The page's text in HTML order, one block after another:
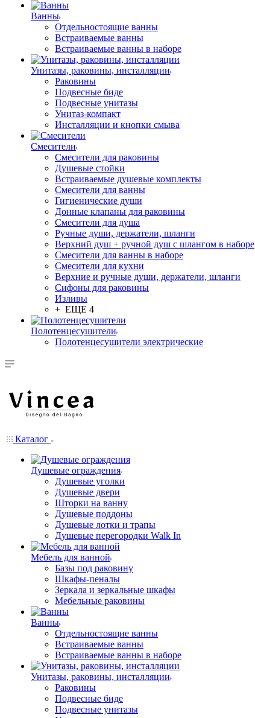
Ванны
Отдельностоящие ванны
Встраиваемые ванны
Встраиваемые ванны в наборе
Унитазы, раковины, инсталляции
Раковины
Подвесные биде
Подвесные унитазы
Унитаз-компакт
Инсталляции и кнопки смыва
Смесители
Смесители для раковины
Душевые стойки
Встраиваемые душевые комплекты
Смесители для ванны
Гигиенические души
Донные клапаны для раковины
Смесители для душа
Ручные души, держатели, шланги
Верхний душ + ручной душ с шлангом в наборе
Смесители для ванны в наборе
Смесители для кухни
Верхние и ручные души, держатели, шланги
Сифоны для раковины
Изливы
+ ЕЩЕ 4
Полотенцесушители
Полотенцесушители электрические
Каталог
Душевые ограждения
Душевые уголки
Душевые двери
Шторки на ванну
Душевые поддоны
Душевые лотки и трапы
Душевые перегородки Walk In
Мебель для ванной
Базы под раковину
Шкафы-пеналы
Зеркала и зеркальные шкафы
Мебельные раковины
Ванны
Отдельностоящие ванны
Встраиваемые ванны
Встраиваемые ванны в наборе
Унитазы, раковины, инсталляции
Раковины
Подвесные биде
Подвесные унитазы